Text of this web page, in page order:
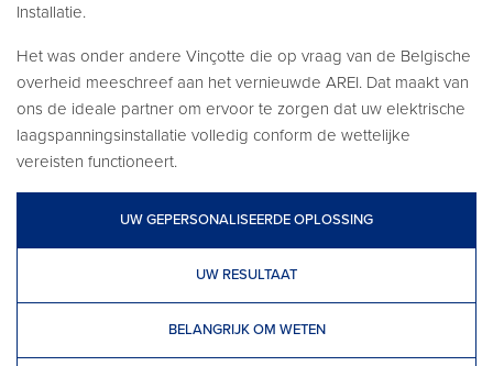
Installatie.
Het was onder andere Vinçotte die op vraag van de Belgische
overheid meeschreef aan het vernieuwde AREI. Dat maakt van
ons de ideale partner om ervoor te zorgen dat uw elektrische
laagspanningsinstallatie volledig conform de wettelijke
vereisten functioneert.
UW GEPERSONALISEERDE OPLOSSING
UW RESULTAAT
BELANGRIJK OM WETEN